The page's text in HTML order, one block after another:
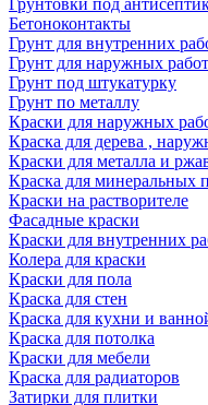
Грунтовки под
Бетоноконтакты
Грунт для внутренних
Грунт для наружных работ
Грунт под штукатурку
Грунт по металлу
Краски для наружных
Краска для дерева ,
Краски для металла и
Краска для минеральных
Краски на растворителе
Фасадные краски
Краски для внутренних
Колера для краски
Краски для пола
Краска для стен
Краска для кухни и
Краска для потолка
Краски для мебели
Краска для радиаторов
Затирки для плитки